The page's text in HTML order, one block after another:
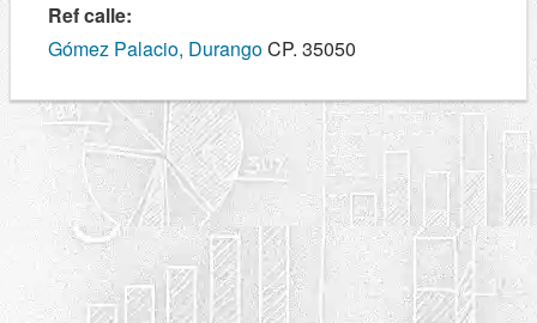
Ref calle:
Gómez Palacio, DurangoCP. 35050